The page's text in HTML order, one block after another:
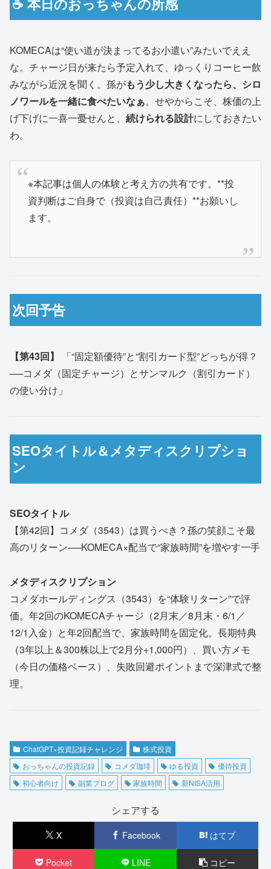
KOMECAは“使い道が決まってるお小遣い”みたいでええ
な。チャージ日が来たら予定入れて、ゆっくりコーヒー飲
みながら近況を聞く。孫がもう少し大きくなったら、シロ
ノワールを一緒に食べたいなぁ。せやからこそ、株価の上
げ下げに一喜一憂せんと、 続けられる設計にしておきたい
わ。
※本記事は個人の体験と考え方の共有です。**投
資判断はご自身で（投資は自己責任）**お願いし
ます。
次回予告
【第43回】
「“固定額優待”と“割引カード型”どっちが得？
──コメダ（固定チャージ）とサンマルク（割引カード）
の使い分け」
SEOタイトル＆メタディスクリプショ
ン
SEOタイトル
【第42回】コメダ（3543）は買うべき？孫の笑顔こそ最
高のリターン──KOMECA×配当で“家族時間”を増やす一手
メタディスクリプション
コメダホールディングス（3543）を“体験リターン”で評
価。年2回のKOMECAチャージ（2月末／8月末・6/1／
12/1入金）と年2回配当で、家族時間を固定化。長期特典
（3年以上＆300株以上で2月分+1,000円）、買い方メモ
（今日の価格ベース）、失敗回避ポイントまで深津式で整
理。
ChatGPT×投資記録チャレンジ
株式投資
おっちゃんの投資記録
コメダ珈琲 ゆる投資
優待投資
初心者向け
副業ブログ 家族時間 新NISA活用
シェアする
X Facebook はてブ
Pocket LINE コピー